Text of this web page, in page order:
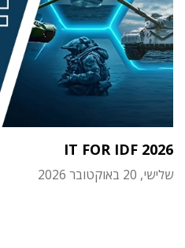
IT FOR IDF 2026
שלישי, 20 באוקטובר 2026